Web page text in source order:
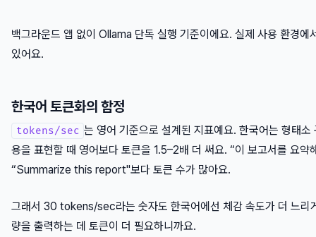
백그라운드 앱 없이 Ollama 단독 실행 기준이에요. 실제 사용 환경에
있어요.
한국어 토큰화의 함정
tokens/sec 는 영어 기준으로 설계된 지표예요. 한국어는 형태소
용을 표현할 때 영어보다 토큰을 1.5–2배 더 써요. “이 보고서를 요약
“Summarize this report"보다 토큰 수가 많아요.
그래서 30 tokens/sec라는 숫자도 한국어에선 체감 속도가 더 느리
량을 출력하는 데 토큰이 더 필요하니까요.